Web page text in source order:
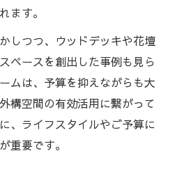
ます。
しつつ、ウッドデッキや花壇
ペースを創出した事例も見ら
ムは、予算を抑えながらも大
構空間の有効活用に繋がって
、ライフスタイルやご予算に
重要です。